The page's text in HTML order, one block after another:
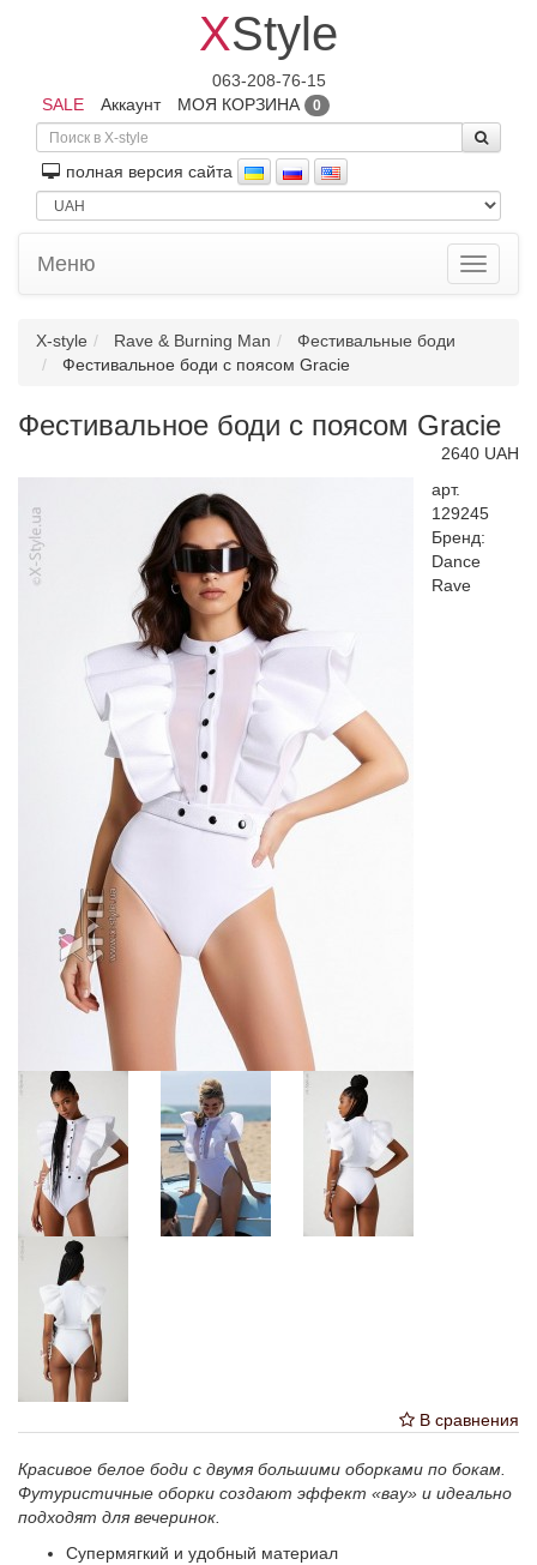
XStyle
063-208-76-15
SALE
Аккаунт МОЯ КОРЗИНА 0
полная версия сайта
Toggle
Меню
X-style Rave & Burning Man
Фестивальные боди
Фестивальное боди с поясом Gracie
Фестивальное боди с поясом Gracie
2640 UAH
В сравнения
арт.
129245
Бренд:
Dance
Rave
Красивое белое боди с двумя большими оборками по бокам.
Футуристичные оборки создают эффект «вау» и идеально
подходят для вечеринок.
Супермягкий и удобный материал